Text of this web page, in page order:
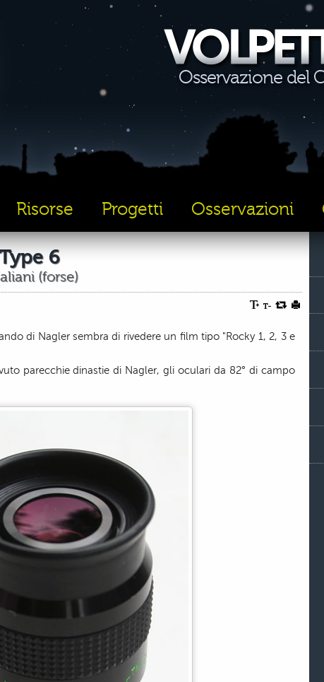
Osservazione del
Risorse Progetti Osservazioni
6
(forse)
di Nagler sembra di rivedere un film tipo "Rocky 1, 2, 3 e
parecchie dinastie di Nagler, gli oculari da 82° di campo